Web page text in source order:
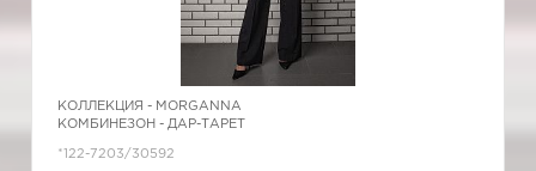
КОЛЛЕКЦИЯ - MORGANNA
КОМБИНЕЗОН - ДАР-ТАРЕТ
*122-7203/30592